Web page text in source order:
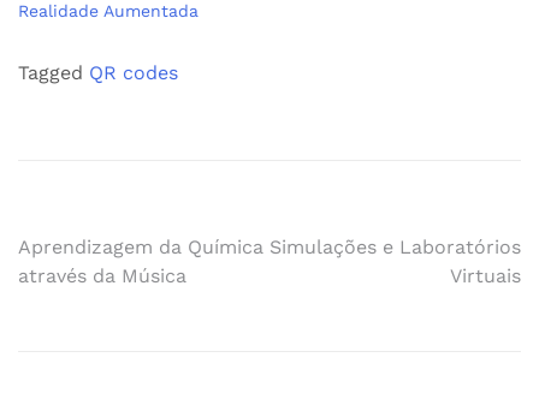
Realidade Aumentada
Tagged QR codes
Navegação
Aprendizagem da Química
através da Música
Simulações e Laboratórios
Virtuais